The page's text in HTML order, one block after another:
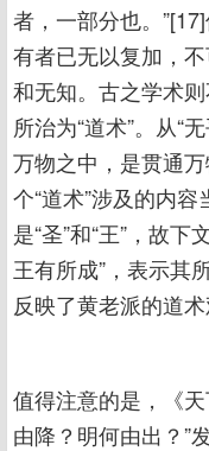
者，一部分也。
有者已无以复加，
和无知。古之学术
所治为“道术”。从“
万物之中，是贯通
个“道术”涉及的内
是“圣”和“王”，故下
王有所成”，表示其
反映了黄老派的道术
值得注意的是，《
由降？明何由出？”